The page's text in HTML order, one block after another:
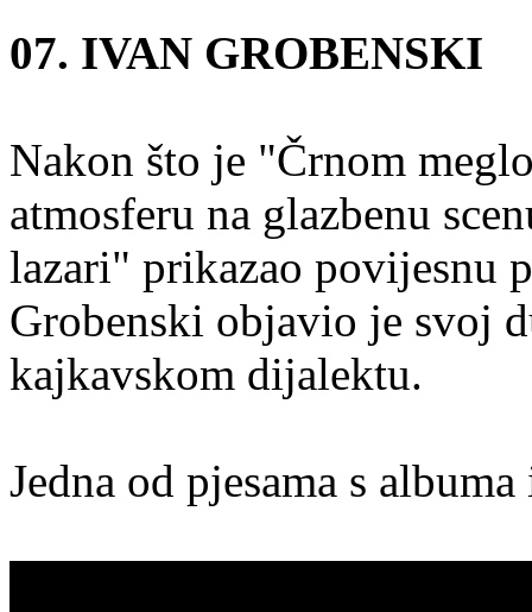
07. IVAN GROBENSKI
Nakon što je "Črnom
atmosferu na glazbenu
lazari" prikazao povijesnu
Grobenski objavio je svoj
kajkavskom dijalektu.
Jedna od pjesama s